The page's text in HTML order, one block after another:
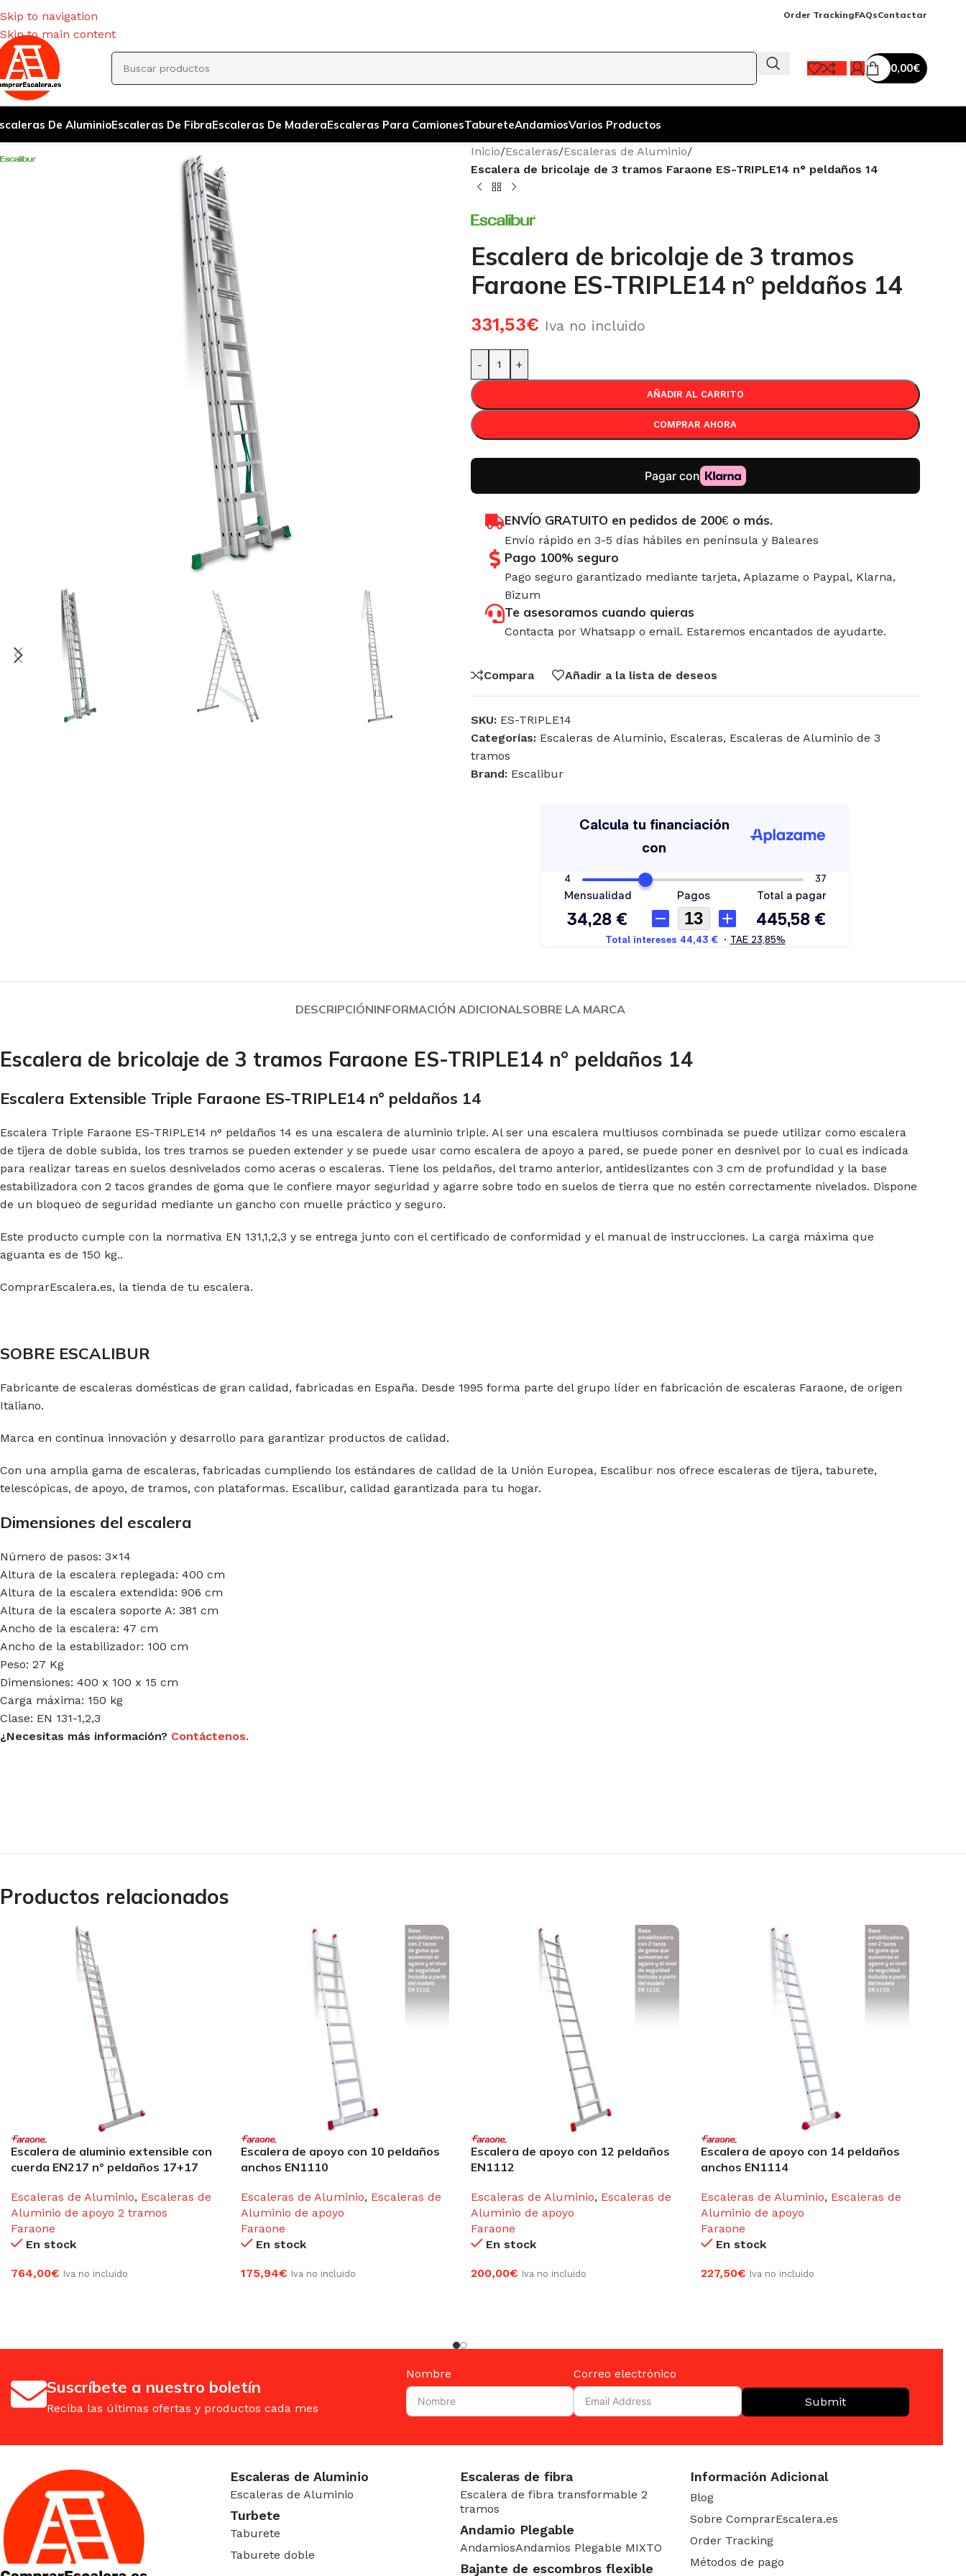
Skip to navigation
Skip to main content
Order TrackingFAQsContactar
0,00€
De AluminioEscaleras De FibraEscaleras De MaderaEscaleras Para CamionesTabureteAndamiosVarios Productos
Inicio/Escaleras/Escaleras de Aluminio/
Escalera de bricolaje de 3 tramos Faraone ES-TRIPLE14 n° peldaños 14
Escalera de bricolaje de 3 tramos
Faraone ES-TRIPLE14 n° peldaños 14
331,53€ Iva no incluido
- +
AÑADIR AL CARRITO
COMPRAR AHORA
ENVÍO GRATUITO en pedidos de 200€ o más.
Envío rápido en 3-5 días hábiles en península y Baleares
Pago 100% seguro
Pago seguro garantizado mediante tarjeta, Aplazame o Paypal, Klarna,
Bizum
Te asesoramos cuando quieras
Contacta por Whatsapp o email. Estaremos encantados de ayudarte.
Compara Añadir a la lista de deseos
SKU: ES-TRIPLE14
Categorías: Escaleras de Aluminio, Escaleras, Escaleras de Aluminio de 3
tramos
Brand: Escalibur
DESCRIPCIÓNINFORMACIÓN ADICIONALSOBRE LA MARCA
Escalera de bricolaje de 3 tramos Faraone ES-TRIPLE14 n° peldaños 14
Escalera Extensible Triple Faraone ES-TRIPLE14 n° peldaños 14
Escalera Triple Faraone ES-TRIPLE14 n° peldaños 14 es una escalera de aluminio triple. Al ser una escalera multiusos combinada se puede utilizar como escalera
de tijera de doble subida, los tres tramos se pueden extender y se puede usar como escalera de apoyo a pared, se puede poner en desnivel por lo cual es indicada
para realizar tareas en suelos desnivelados como aceras o escaleras. Tiene los peldaños, del tramo anterior, antideslizantes con 3 cm de profundidad y la base
estabilizadora con 2 tacos grandes de goma que le confiere mayor seguridad y agarre sobre todo en suelos de tierra que no estén correctamente nivelados. Dispone
de un bloqueo de seguridad mediante un gancho con muelle práctico y seguro.
Este producto cumple con la normativa EN 131,1,2,3 y se entrega junto con el certificado de conformidad y el manual de instrucciones. La carga máxima que
aguanta es de 150 kg..
ComprarEscalera.es, la tienda de tu escalera.
SOBRE ESCALIBUR
Fabricante de escaleras domésticas de gran calidad, fabricadas en España. Desde 1995 forma parte del grupo líder en fabricación de escaleras Faraone, de origen
Italiano.
Marca en continua innovación y desarrollo para garantizar productos de calidad.
Con una amplia gama de escaleras, fabricadas cumpliendo los estándares de calidad de la Unión Europea, Escalibur nos ofrece escaleras de tijera, taburete,
telescópicas, de apoyo, de tramos, con plataformas. Escalibur, calidad garantizada para tu hogar.
Dimensiones del escalera
Número de pasos: 3×14
Altura de la escalera replegada: 400 cm
Altura de la escalera extendida: 906 cm
Altura de la escalera soporte A: 381 cm
Ancho de la escalera: 47 cm
Ancho de la estabilizador: 100 cm
Peso: 27 Kg
Dimensiones: 400 x 100 x 15 cm
Carga máxima: 150 kg
Clase: EN 131-1,2,3
¿Necesitas más información? Contáctenos.
Productos relacionados
Escalera de aluminio extensible con
cuerda EN217 n° peldaños 17+17
Escaleras de Aluminio, Escaleras de
Aluminio de apoyo 2 tramos
Faraone
En stock
764,00€ Iva no incluido
Escalera de apoyo con 10 peldaños
anchos EN1110
Escaleras de Aluminio, Escaleras de
Aluminio de apoyo
Faraone
En stock
175,94€ Iva no incluido
Escalera de apoyo con 12 peldaños
EN1112
Escaleras de Aluminio, Escaleras de
Aluminio de apoyo
Faraone
En stock
200,00€ Iva no incluido
Escalera de apoyo con 14 peldaños
anchos EN1114
Escaleras de Aluminio, Escaleras de
Aluminio de apoyo
Faraone
En stock
227,50€ Iva no incluido
Suscríbete a nuestro boletín
Reciba las últimas ofertas y productos cada mes
Nombre Correo electrónico
Submit
Escaleras de Aluminio
Escaleras de Aluminio
Turbete
Taburete
Taburete doble
Escaleras de fibra
Escalera de fibra transformable 2
tramos
Andamio Plegable
AndamiosAndamios Plegable MIXTO
Bajante de escombros flexible
Información Adicional
Blog
Sobre ComprarEscalera.es
Order Tracking
Métodos de pago